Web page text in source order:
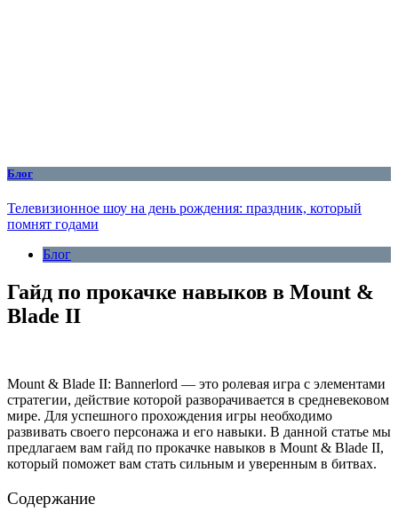
Блог
Телевизионное шоу на день рождения: праздник, который
помнят годами
Блог
Гайд по прокачке навыков в Mount &
Blade II
Mount & Blade II: Bannerlord — это ролевая игра с элементами
стратегии, действие которой разворачивается в средневековом
мире. Для успешного прохождения игры необходимо
развивать своего персонажа и его навыки. В данной статье мы
предлагаем вам гайд по прокачке навыков в Mount & Blade II,
который поможет вам стать сильным и уверенным в битвах.
Содержание